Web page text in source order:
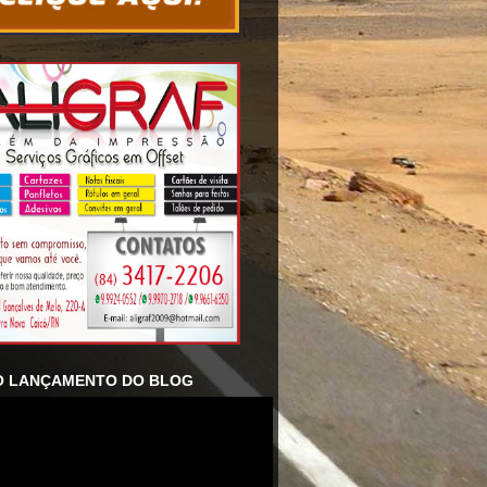
LANÇAMENTO DO BLOG